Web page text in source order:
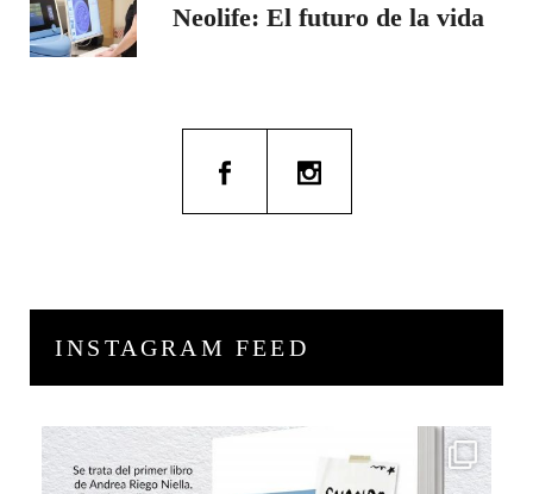
Neolife: El futuro de la vida
INSTAGRAM FEED